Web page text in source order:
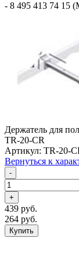
- 8 495 413 74 15
Держатель для
TR-20-CR
Артикул: TR-20-
Вернуться к
-
+
439 руб.
264 руб.
Купить